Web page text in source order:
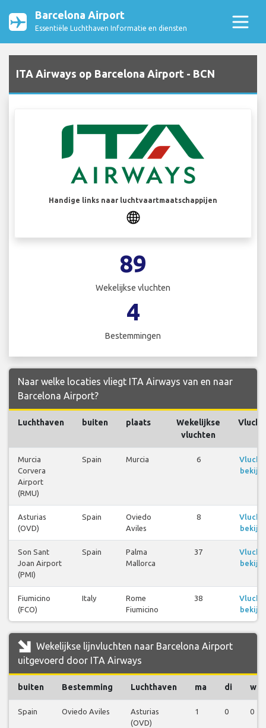
Barcelona Airport
Essentiële Luchthaven Informatie en diensten
ITA Airways op Barcelona Airport - BCN
Handige links naar luchtvaartmaatschappijen
89
Wekelijkse vluchten
4
Bestemmingen
Naar welke locaties vliegt ITA Airways van en naar
Barcelona Airport?
Luchthaven buiten plaats
Wekelijkse
vluchten
Murcia
Corvera
Airport
(RMU)
Spain Murcia 6
Asturias
(OVD)
Spain
Oviedo
Aviles
8
Son Sant
Joan Airport
(PMI)
Spain
Palma
Mallorca
37
Fiumicino
(FCO)
Italy
Rome
Fiumicino
38
Wekelijkse lijnvluchten naar Barcelona Airport
uitgevoerd door ITA Airways
buiten Bestemming Luchthaven ma di wo
Spain Oviedo Aviles
Asturias
(OVD)
1 0 0